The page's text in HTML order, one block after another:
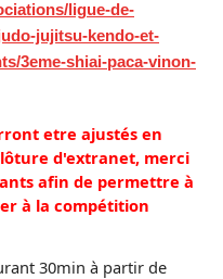
ligue-de-
jujitsu-kendo-et-
3eme-shiai-paca-vinon-
etre ajustés en
d'extranet, merci
afin de permettre à
à la compétition
30min à partir de